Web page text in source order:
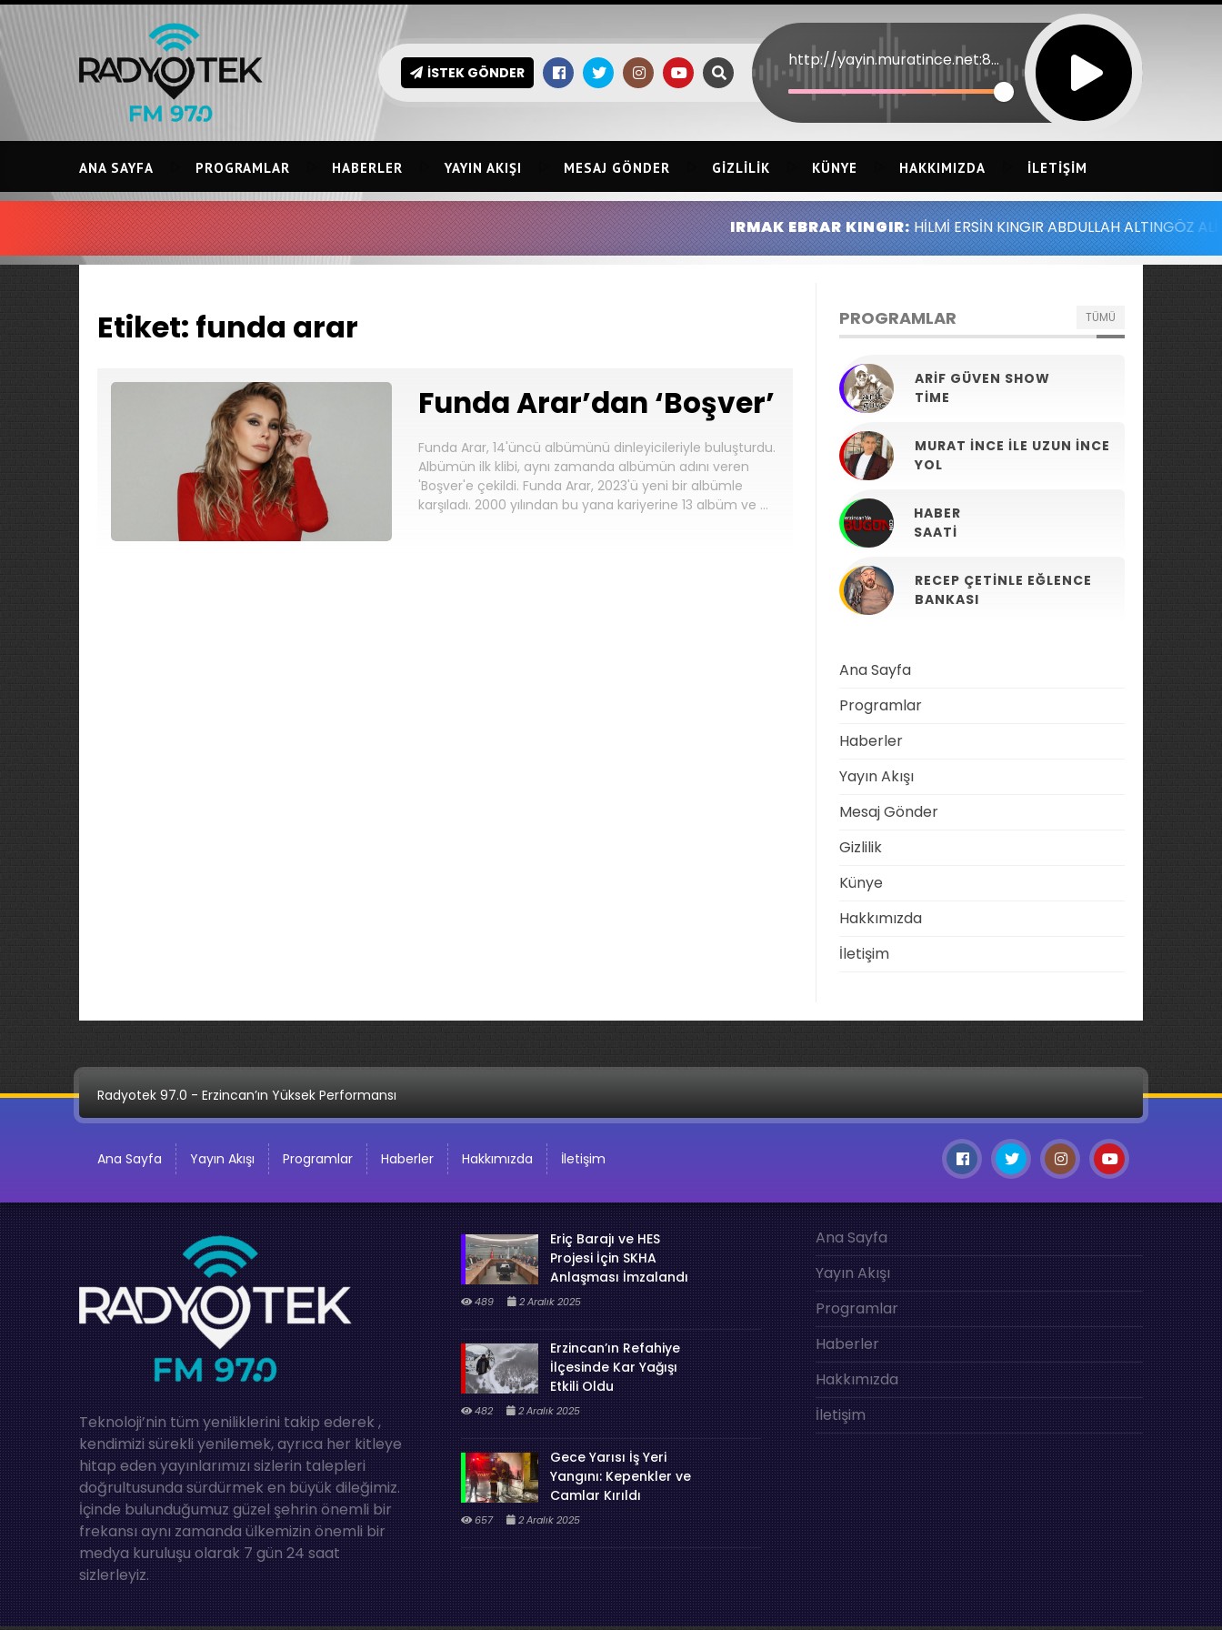
Skip
to
content
İSTEK GÖNDER
http://yayin.muratince.net:8052
ANA SAYFA PROGRAMLAR HABERLER YAYIN AKIŞI MESAJ GÖNDER GIZLILIK KÜNYE HAKKIMIZDA İLETIŞIM
IRMAK EBRAR KINGIR:HİLMİ ERSİN KINGIR ABDULLAH ALTINGÖZ ALİ
Etiket: funda arar
Funda Arar’dan ‘Boşver’
Funda Arar, 14'üncü albümünü dinleyicileriyle buluşturdu.
Albümün ilk klibi, aynı zamanda albümün adını veren
'Boşver'e çekildi. Funda Arar, 2023'ü yeni bir albümle
karşıladı. 2000 yılından bu yana kariyerine 13 albüm ve …
PROGRAMLAR TÜMÜ
ARIF GÜVEN SHOW
TIME
MURAT İNCE ILE UZUN İNCE
YOL
HABER
SAATI
RECEP ÇETINLE EĞLENCE
BANKASI
Ana Sayfa
Programlar
Haberler
Yayın Akışı
Mesaj Gönder
Gizlilik
Künye
Hakkımızda
İletişim
Radyotek 97.0 - Erzincan’ın Yüksek Performansı
Ana Sayfa Yayın Akışı Programlar Haberler Hakkımızda İletişim
Teknoloji’nin tüm yeniliklerini takip ederek ,
kendimizi sürekli yenilemek, ayrıca her kitleye
hitap eden yayınlarımızı sizlerin talepleri
doğrultusunda sürdürmek en büyük dileğimiz.
İçinde bulunduğumuz güzel şehrin önemli bir
frekansı aynı zamanda ülkemizin önemli bir
medya kuruluşu olarak 7 gün 24 saat
sizlerleyiz.
Eriç Barajı ve HES
Projesi İçin SKHA
Anlaşması İmzalandı
489 2 Aralık 2025
Erzincan’ın Refahiye
İlçesinde Kar Yağışı
Etkili Oldu
482 2 Aralık 2025
Gece Yarısı İş Yeri
Yangını: Kepenkler ve
Camlar Kırıldı
657 2 Aralık 2025
Ana Sayfa
Yayın Akışı
Programlar
Haberler
Hakkımızda
İletişim